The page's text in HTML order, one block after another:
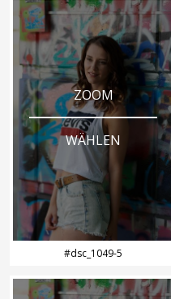
ZOOM
WÄHLEN
#dsc_1049-5